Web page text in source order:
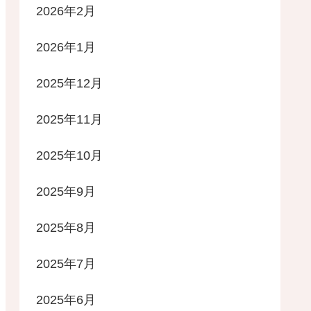
2026年2月
2026年1月
2025年12月
2025年11月
2025年10月
2025年9月
2025年8月
2025年7月
2025年6月